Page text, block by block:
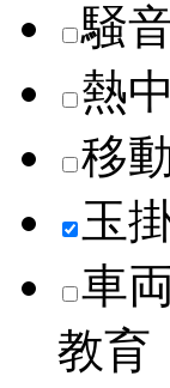
騒
熱
移
玉
車
教育